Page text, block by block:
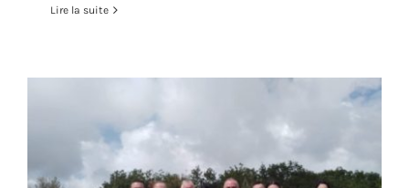
Lire la suite